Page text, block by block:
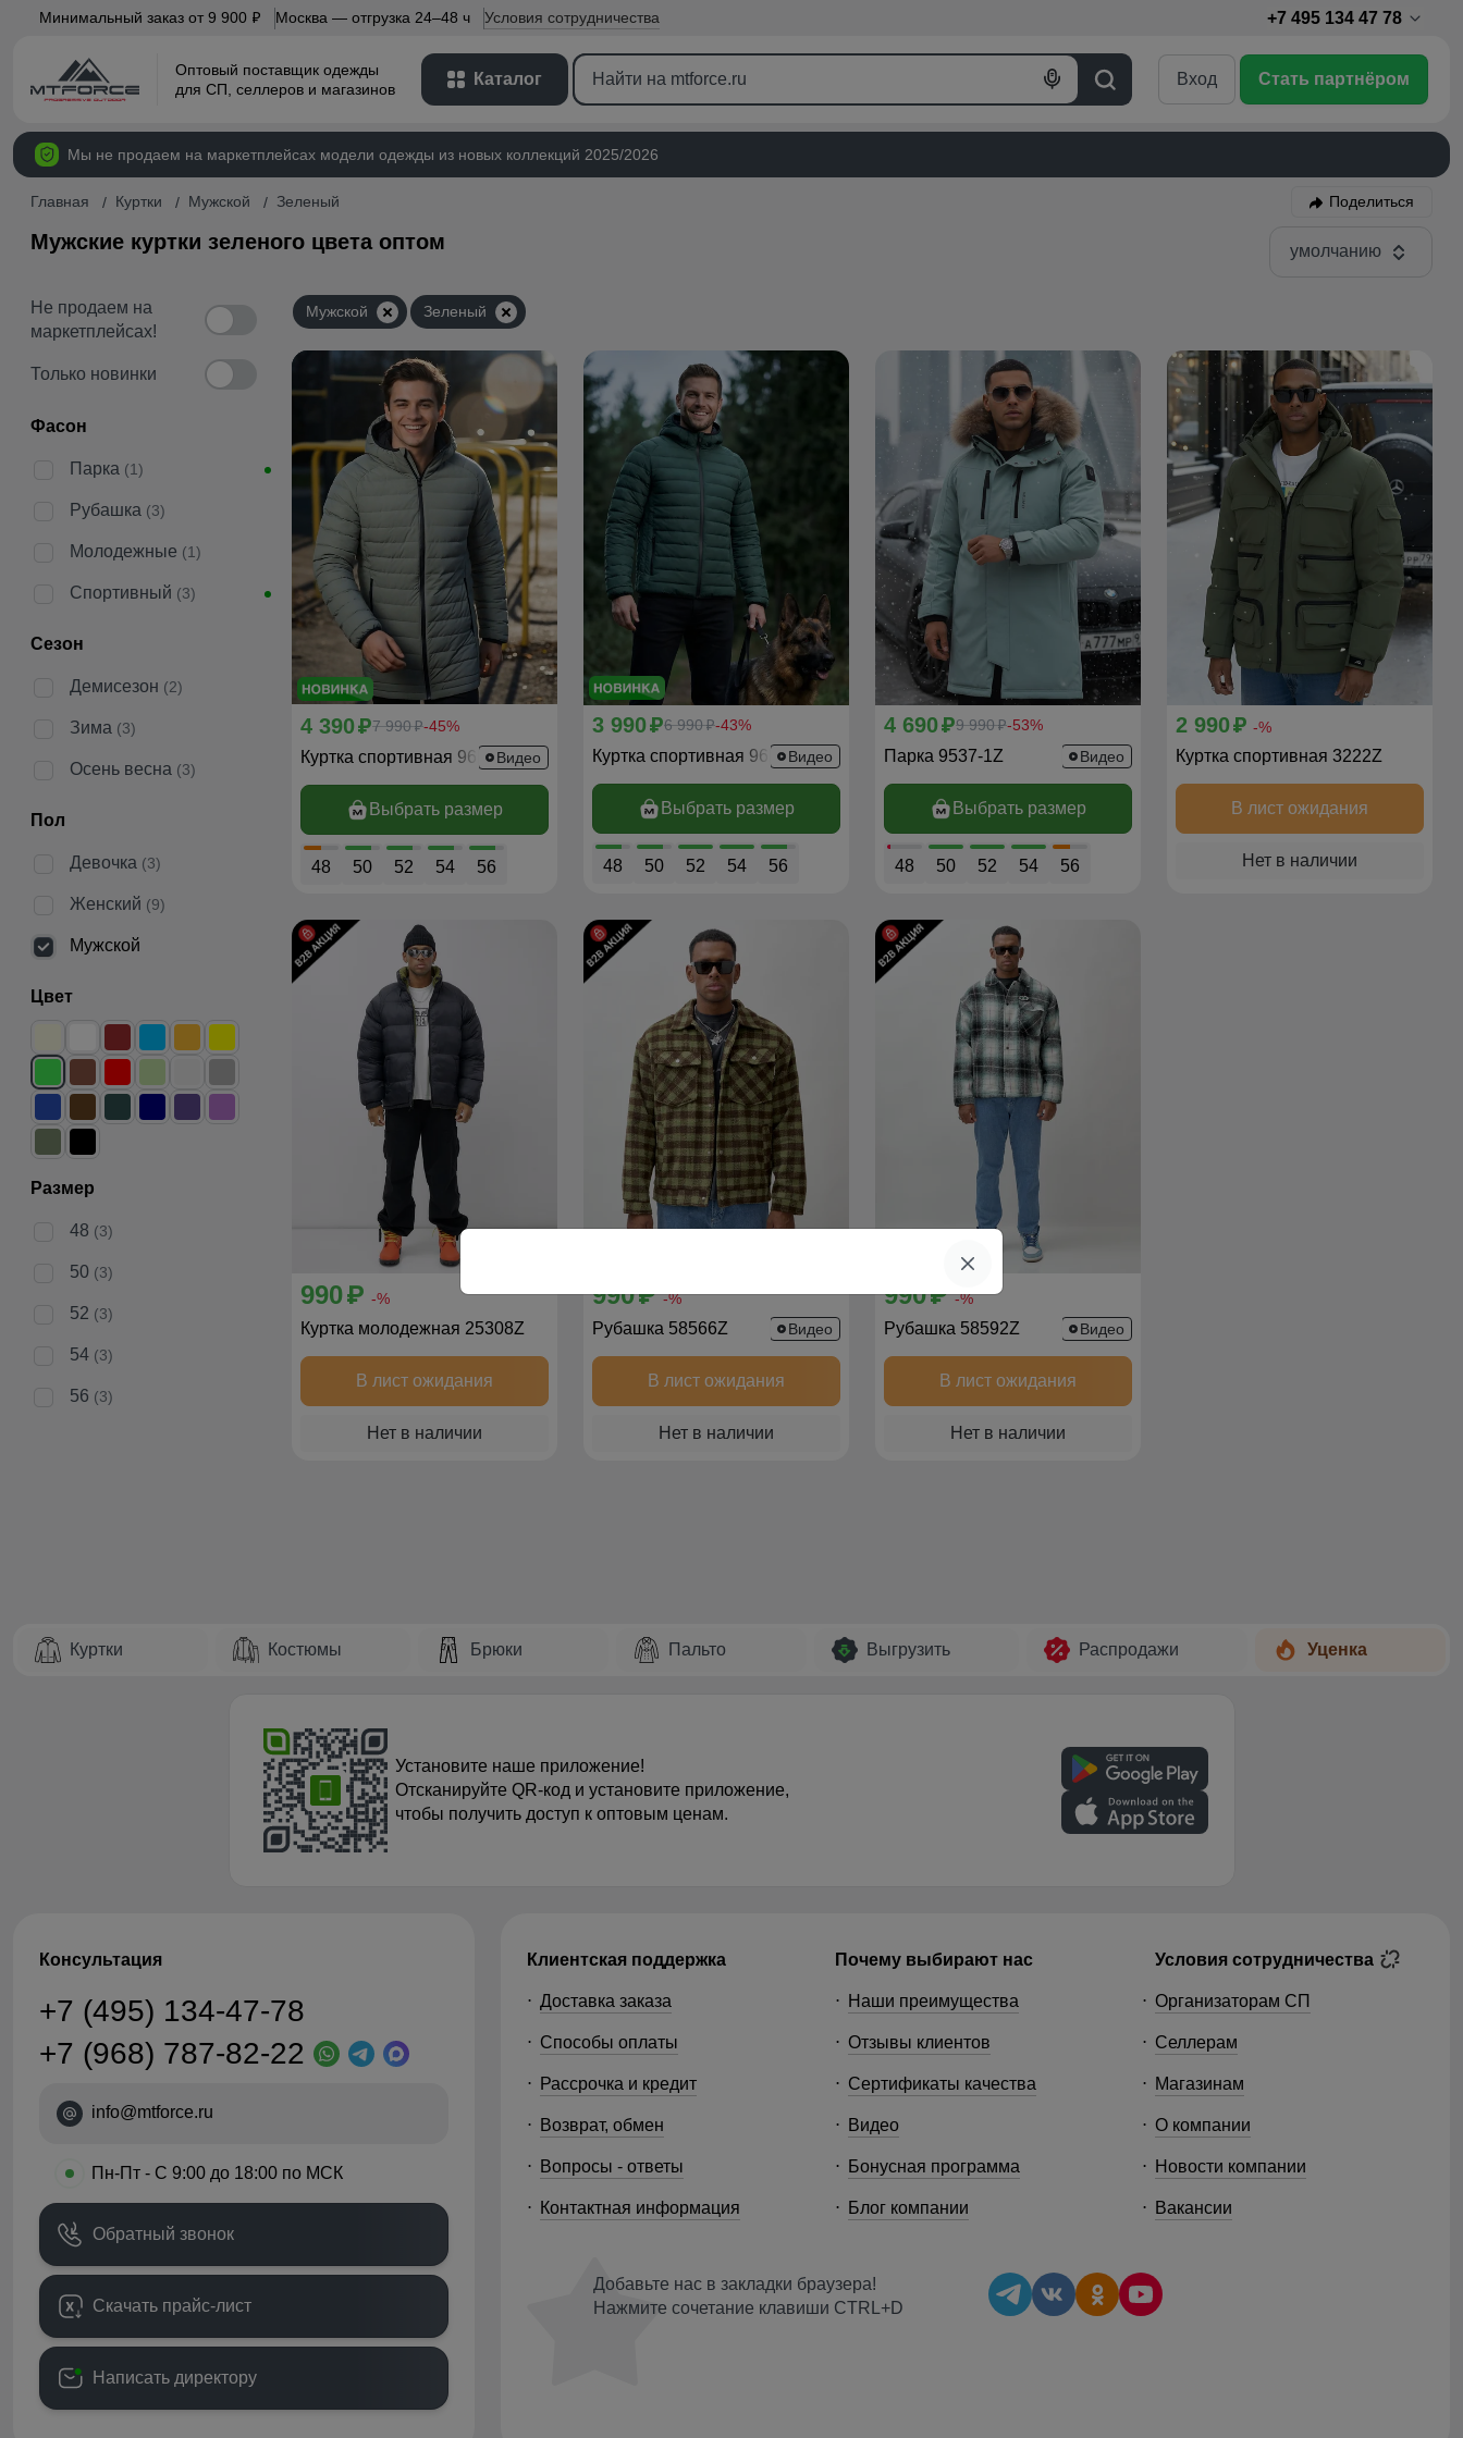
Минимальный заказ от 9 900 p Москва — отгрузка 24–48 ч Условия сотрудничества +7 495 134 47 78
Оптовый поставщик одежды
для СП, селлеров и магазинов
Каталог
Поиск
Голосовой
Вход Стать партнёром
Мы не продаем на маркетплейсах модели одежды из новых коллекций 2025/2026
Главная Куртки Мужской Зеленый Поделиться
Мужские куртки зеленого цвета оптом умолчанию
Не продаем на
маркетплейсах!
Только новинки
Фасон
Парка (1)
Рубашка (3)
Молодежные (1)
Спортивный (3)
Сезон
Демисезон (2)
Зима (3)
Осень весна (3)
Пол
Девочка (3)
Женский (9)
Мужской
Цвет
Размер
48 (3)
50 (3)
52 (3)
54 (3)
56 (3)
Мужской Зеленый
4 390p7 990p-45%
Куртка спортивная 9629_1Z
Видео
Выбрать размер
48 50 52 54 56
3 990p6 990p-43%
Куртка спортивная 9625_1Z
Видео
Выбрать размер
48 50 52 54 56
4 690p9 990p-53%
Парка 9537-1Z Видео
Выбрать размер
48 50 52 54 56
2 990p -%
Куртка спортивная 3222Z
В лист ожидания
Нет в наличии
990 p -%
Куртка молодежная 25308Z
В лист ожидания
Нет в наличии
990p -%
Рубашка 58566Z Видео
В лист ожидания
Нет в наличии
990p -%
Рубашка 58592Z Видео
В лист ожидания
Нет в наличии
Куртки Костюмы Брюки Пальто Выгрузить Распродажи Уценка
Установите наше приложение!
Отсканируйте QR-код и установите приложение,
чтобы получить доступ к оптовым ценам.
Консультация
+7 (495) 134-47-78
+7 (968) 787-82-22
info@mtforce.ru
• Пн-Пт - С 9:00 до 18:00 по МСК
Обратный звонок
Скачать прайс-лист
Написать директору
Клиентская поддержка
Доставка заказа
Способы оплаты
Рассрочка и кредит
Возврат, обмен
Вопросы - ответы
Контактная информация
Почему выбирают нас
Наши преимущества
Отзывы клиентов
Сертификаты качества
Видео
Бонусная программа
Блог компании
Условия сотрудничества
Организаторам СП
Селлерам
Магазинам
О компании
Новости компании
Вакансии
Добавьте нас в закладки браузера!
Нажмите сочетание клавиши CTRL+D